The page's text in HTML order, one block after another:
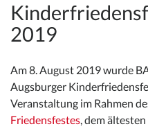
2019
Am 8. August 2019 wurde
Augsburger
Veranstaltung im Rahmen
Friedensfestes, dem